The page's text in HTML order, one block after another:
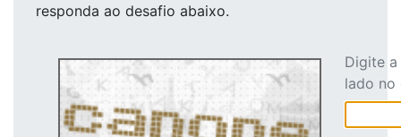
responda ao desafio abaixo.
Digite
lado no